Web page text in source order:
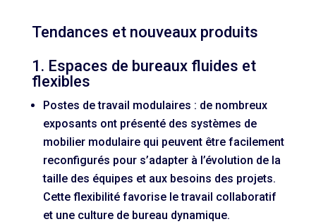
Tendances et nouveaux produits
1. Espaces de bureaux fluides et
flexibles
Postes de travail modulaires : de nombreux
exposants ont présenté des systèmes de
mobilier modulaire qui peuvent être facilement
reconfigurés pour s’adapter à l’évolution de la
taille des équipes et aux besoins des projets.
Cette flexibilité favorise le travail collaboratif
et une culture de bureau dynamique.